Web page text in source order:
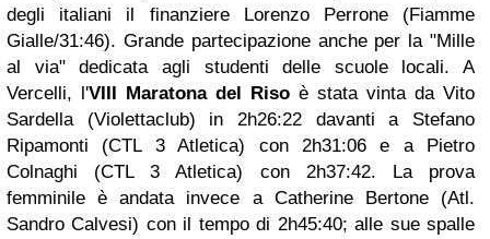
degli italiani il finanziere Lorenzo Perrone (Fiamme
Gialle/31:46). Grande partecipazione anche per la "Mille
al via" dedicata agli studenti delle scuole locali. A
Vercelli, l'VIII Maratona del Riso è stata vinta da Vito
Sardella (Violettaclub) in 2h26:22 davanti a Stefano
Ripamonti (CTL 3 Atletica) con 2h31:06 e a Pietro
Colnaghi (CTL 3 Atletica) con 2h37:42. La prova
femminile è andata invece a Catherine Bertone (Atl.
Sandro Calvesi) con il tempo di 2h45:40; alle sue spalle